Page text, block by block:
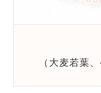
（大麦若葉